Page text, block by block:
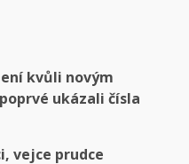
kvůli novým
ukázali čísla
vejce prudce